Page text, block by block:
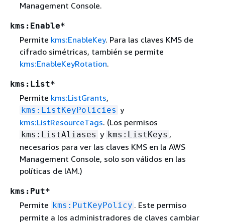
Management Console.
kms:Enable*
Permite kms:EnableKey. Para las claves KMS de
cifrado simétricas, también se permite
kms:EnableKeyRotation.
kms:List*
Permite kms:ListGrants,
kms:ListKeyPolicies y
kms:ListResourceTags. (Los permisos
kms:ListAliases y kms:ListKeys ,
necesarios para ver las claves KMS en la AWS
Management Console, solo son válidos en las
políticas de IAM.)
kms:Put*
Permite kms:PutKeyPolicy . Este permiso
permite a los administradores de claves cambiar